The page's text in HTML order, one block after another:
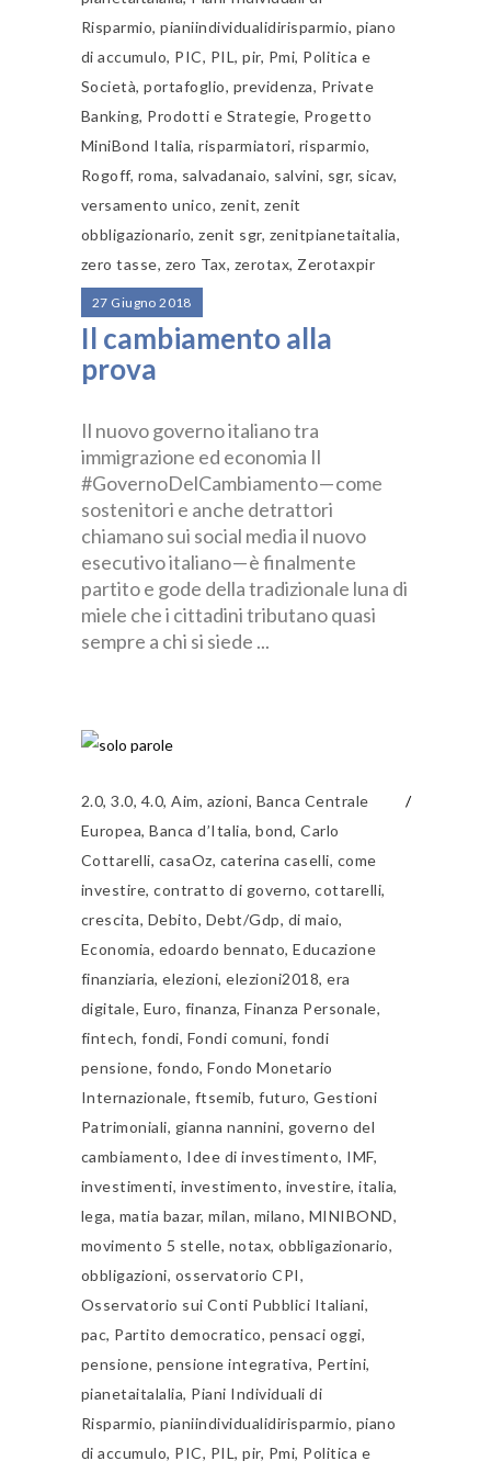
Risparmio,pianiindividualidirisparmio, piano
di accumulo, PIC, PIL,pir, Pmi, Politica e
Società,portafoglio, previdenza, Private
Banking, Prodotti e Strategie, Progetto
MiniBond Italia,risparmiatori, risparmio,
Rogoff, roma, salvadanaio, salvini, sgr, sicav,
versamento unico, zenit,zenit
obbligazionario,zenit sgr, zenitpianetaitalia,
zero tasse, zero Tax, zerotax, Zerotaxpir
27 Giugno 2018
Il cambiamento alla
prova
Il nuovo governo italiano tra
immigrazione ed economia Il
#GovernoDelCambiamento — come
sostenitori e anche detrattori
chiamano sui social media il nuovo
esecutivo italiano — è finalmente
partito e gode della tradizionale luna di
miele che i cittadini tributano quasi
sempre a chi si siede
2.0,3.0, 4.0,Aim, azioni, Banca Centrale
Europea,Banca d’Italia,bond,Carlo
Cottarelli, casaOz, caterina caselli, come
investire,contratto di governo,cottarelli,
crescita, Debito, Debt/Gdp, di maio,
Economia, edoardo bennato,Educazione
finanziaria,elezioni,elezioni2018,era
digitale, Euro, finanza,Finanza Personale,
fintech,fondi, Fondi comuni, fondi
pensione, fondo,Fondo Monetario
Internazionale, ftsemib,futuro,Gestioni
Patrimoniali, gianna nannini, governo del
cambiamento, Idee di investimento, IMF,
investimenti, investimento, investire,italia,
lega, matia bazar,milan, milano, MINIBOND,
movimento 5 stelle, notax,obbligazionario,
obbligazioni, osservatorio CPI,
Osservatorio sui Conti Pubblici Italiani,
pac, Partito democratico, pensaci oggi,
pensione, pensione integrativa, Pertini,
pianetaitalalia, Piani Individuali di
Risparmio,pianiindividualidirisparmio, piano
di accumulo, PIC, PIL,pir, Pmi, Politica e